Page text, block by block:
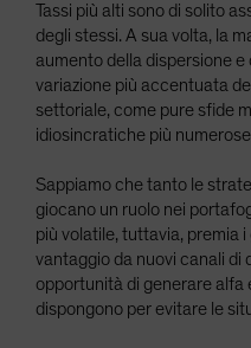
Tassi più alti sono di solito
degli stessi. A sua volta, la
aumento della dispersione
variazione più accentuata
settoriale, come pure sfide
idiosincratiche più
Sappiamo che tanto le
giocano un ruolo nei
più volatile, tuttavia, premia
vantaggio da nuovi canali di
opportunità di generare alfa
dispongono per evitare le